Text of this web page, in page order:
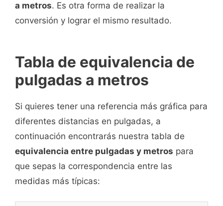
a metros. Es otra forma de realizar la
conversión y lograr el mismo resultado.
Tabla de equivalencia de
pulgadas a metros
Si quieres tener una referencia más gráfica para
diferentes distancias en pulgadas, a
continuación encontrarás nuestra tabla de
equivalencia entre pulgadas y metros para
que sepas la correspondencia entre las
medidas más típicas: